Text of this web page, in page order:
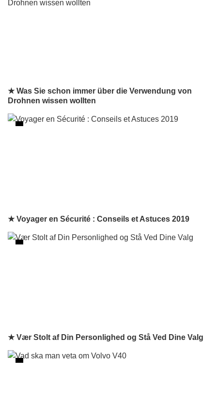
★ Was Sie schon immer über die Verwendung von
Drohnen wissen wollten
★ Voyager en Sécurité : Conseils et Astuces 2019
★ Vær Stolt af Din Personlighed og Stå Ved Dine Valg